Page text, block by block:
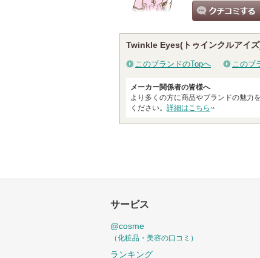
Twinkle Eyes(トゥインクルアイ
このブランドのTopへ このブ
メーカー関係者の皆様へ
より多くの方に商品やブランドの魅力
ください。 詳細はこちら
サービス
@cosme
（化粧品・美容の口コミ）
ランキング